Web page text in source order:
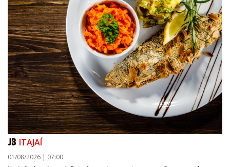
ITAJAÍ
01/08/2026 | 07:00